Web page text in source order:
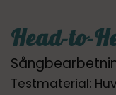
Head-to-
Testmaterial: